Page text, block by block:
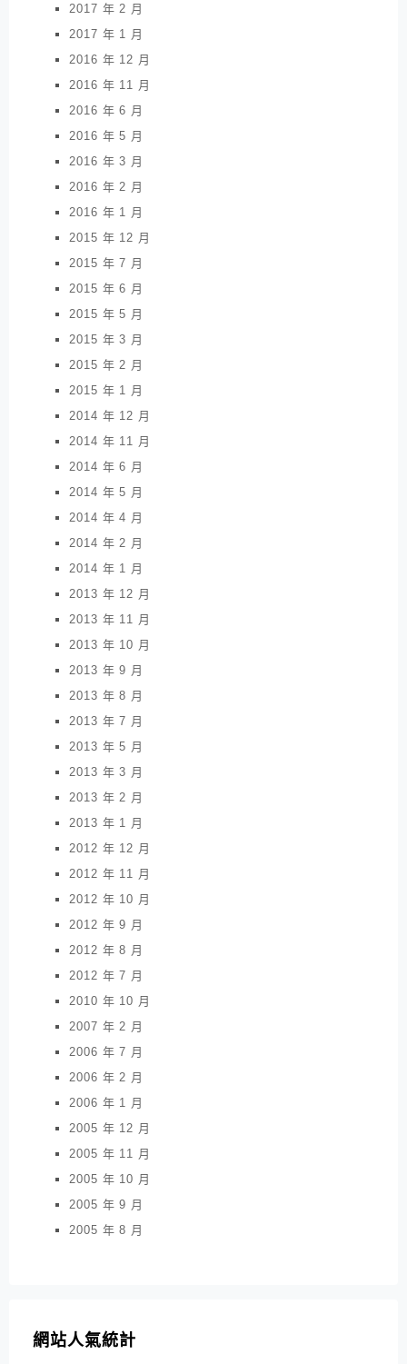
2017 年 2 月
2017 年 1 月
2016 年 12 月
2016 年 11 月
2016 年 6 月
2016 年 5 月
2016 年 3 月
2016 年 2 月
2016 年 1 月
2015 年 12 月
2015 年 7 月
2015 年 6 月
2015 年 5 月
2015 年 3 月
2015 年 2 月
2015 年 1 月
2014 年 12 月
2014 年 11 月
2014 年 6 月
2014 年 5 月
2014 年 4 月
2014 年 2 月
2014 年 1 月
2013 年 12 月
2013 年 11 月
2013 年 10 月
2013 年 9 月
2013 年 8 月
2013 年 7 月
2013 年 5 月
2013 年 3 月
2013 年 2 月
2013 年 1 月
2012 年 12 月
2012 年 11 月
2012 年 10 月
2012 年 9 月
2012 年 8 月
2012 年 7 月
2010 年 10 月
2007 年 2 月
2006 年 7 月
2006 年 2 月
2006 年 1 月
2005 年 12 月
2005 年 11 月
2005 年 10 月
2005 年 9 月
2005 年 8 月
網站人氣統計